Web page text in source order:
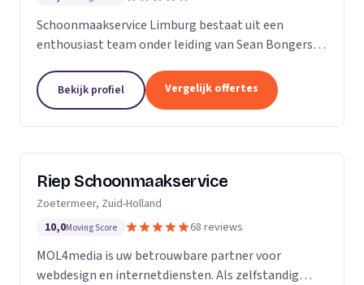
Schoonmaakservice Limburg bestaat uit een
enthousiast team onder leiding van Sean Bongers,
een aantal jaren in de schoonmaakbranche
werkzaam te...
Bekijk profiel Vergelijk offertes
Riep Schoonmaakservice
Zoetermeer, Zuid-Holland
10,0Moving Score 68 reviews
MOL4media is uw betrouwbare partner voor
webdesign en internetdiensten. Als zelfstandig